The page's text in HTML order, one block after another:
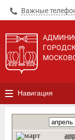
Важные
Навигация